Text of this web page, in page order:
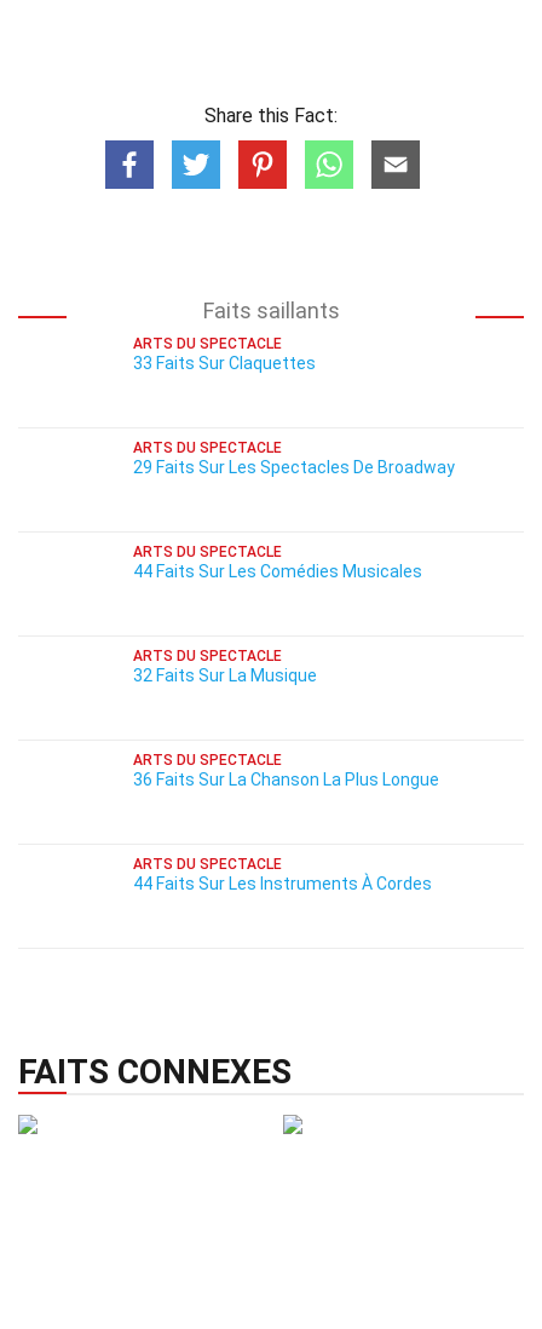
Share this Fact:
Faits saillants
ARTS DU SPECTACLE
33 Faits Sur Claquettes
ARTS DU SPECTACLE
29 Faits Sur Les Spectacles De Broadway
ARTS DU SPECTACLE
44 Faits Sur Les Comédies Musicales
ARTS DU SPECTACLE
32 Faits Sur La Musique
ARTS DU SPECTACLE
36 Faits Sur La Chanson La Plus Longue
ARTS DU SPECTACLE
44 Faits Sur Les Instruments À Cordes
FAITS CONNEXES